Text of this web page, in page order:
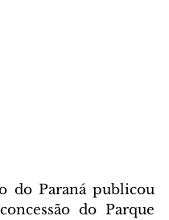
do Paraná publicou
do Parque